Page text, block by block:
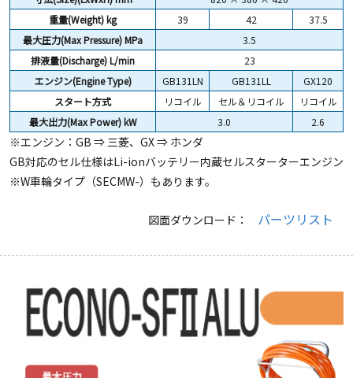
重量(Weight)kg 39 42
37.5
最大圧力(Max Pressure) MPa
3.5
排液量(Discharge) L/min
23
エンジン(Engine Type)
GB131LN GB131LL
GX120
スタート方式
リコイル セル＆リコイル
リコイル
最大出力(Max Power) kW
3.0 2.6
※エンジン：GB ⇒ 三菱、GX ⇒ ホンダ
GB対応のセル仕様はLi-ionバッテリー内蔵セルスターターエンジン
※W車輪タイプ（SECMW-）もあります。
図面ダウンロード： パーツリスト